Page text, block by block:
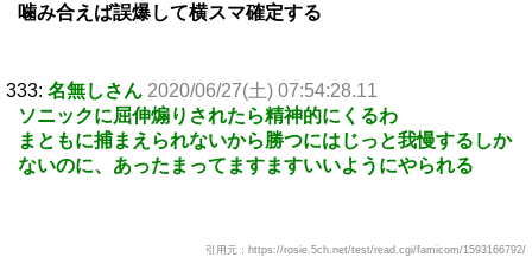
噛み合えば誤爆して横スマ確定する
333: 名無しさん 2020/06/27(土) 07:54:28.11
ソニックに屈伸煽りされたら精神的にくるわ
まともに捕まえられないから勝つにはじっと我慢するしか
ないのに、あったまってますますいいようにやられる
引用元：https://rosie.5ch.net/test/read.cgi/famicom/1593166792/